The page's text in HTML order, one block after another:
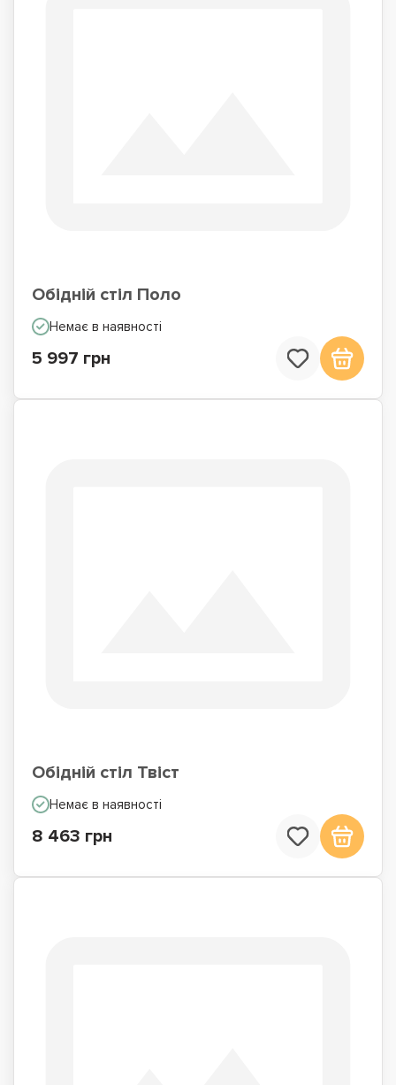
Обідній стіл Поло
Немає в наявності
5 997 грн
Обідній стіл Твіст
Немає в наявності
8 463 грн